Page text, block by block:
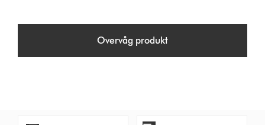
t
Overvåg produkt